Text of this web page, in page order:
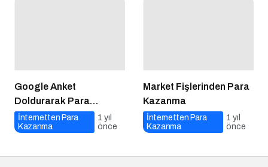
Google Anket
Doldurarak Para
Kazanma 2025
İnternetten Para
Kazanma
1 yıl
önce
Market Fişlerinden Para
Kazanma
İnternetten Para
Kazanma
1 yıl
önce